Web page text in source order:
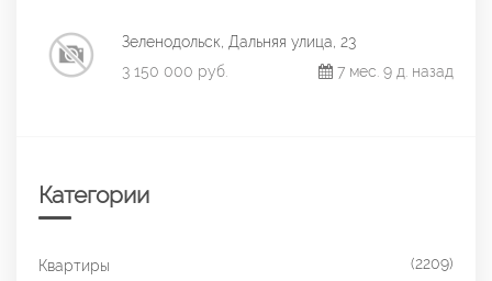
Зеленодольск, Дальняя улица, 23
3 150 000 руб.
7 мес. 9 д. назад
Категории
Квартиры (2209)